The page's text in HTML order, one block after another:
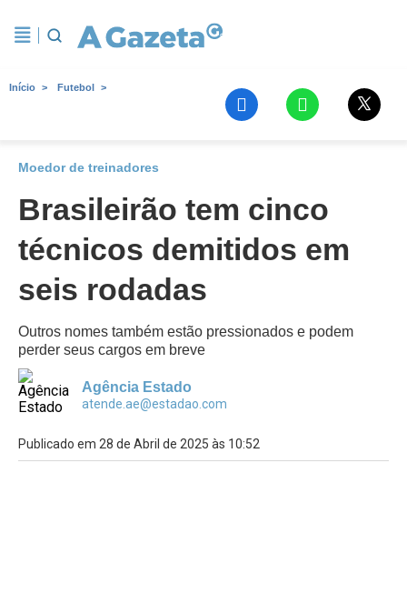
Início Futebol
Moedor de treinadores
Brasileirão tem cinco
técnicos demitidos em
seis rodadas
Outros nomes também estão pressionados e podem
perder seus cargos em breve
Agência Estado
atende.ae@estadao.com
Publicado em 28 de Abril de 2025 às 10:52